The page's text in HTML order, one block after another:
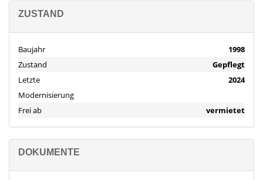
ZUSTAND
Baujahr
1998
Zustand
Gepflegt
Letzte
Modernisierung
2024
Frei ab vermietet
DOKUMENTE